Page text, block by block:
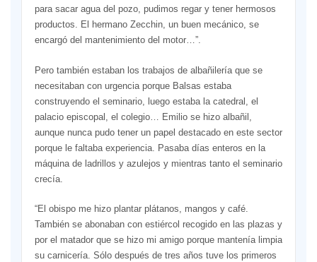
para sacar agua del pozo, pudimos regar y tener hermosos
productos. El hermano Zecchin, un buen mecánico, se
encargó del mantenimiento del motor…”.
Pero también estaban los trabajos de albañilería que se
necesitaban con urgencia porque Balsas estaba
construyendo el seminario, luego estaba la catedral, el
palacio episcopal, el colegio… Emilio se hizo albañil,
aunque nunca pudo tener un papel destacado en este sector
porque le faltaba experiencia. Pasaba días enteros en la
máquina de ladrillos y azulejos y mientras tanto el seminario
crecía.
“El obispo me hizo plantar plátanos, mangos y café.
También se abonaban con estiércol recogido en las plazas y
por el matador que se hizo mi amigo porque mantenía limpia
su carnicería. Sólo después de tres años tuve los primeros